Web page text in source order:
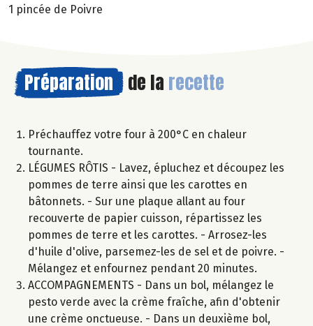
1 pincée de Poivre
Préparation de la recette
Préchauffez votre four à 200°C en chaleur
tournante.
LÉGUMES RÔTIS - Lavez, épluchez et découpez les
pommes de terre ainsi que les carottes en
bâtonnets. - Sur une plaque allant au four
recouverte de papier cuisson, répartissez les
pommes de terre et les carottes. - Arrosez-les
d'huile d'olive, parsemez-les de sel et de poivre. -
Mélangez et enfournez pendant 20 minutes.
ACCOMPAGNEMENTS - Dans un bol, mélangez le
pesto verde avec la crème fraîche, afin d'obtenir
une crème onctueuse. - Dans un deuxième bol,